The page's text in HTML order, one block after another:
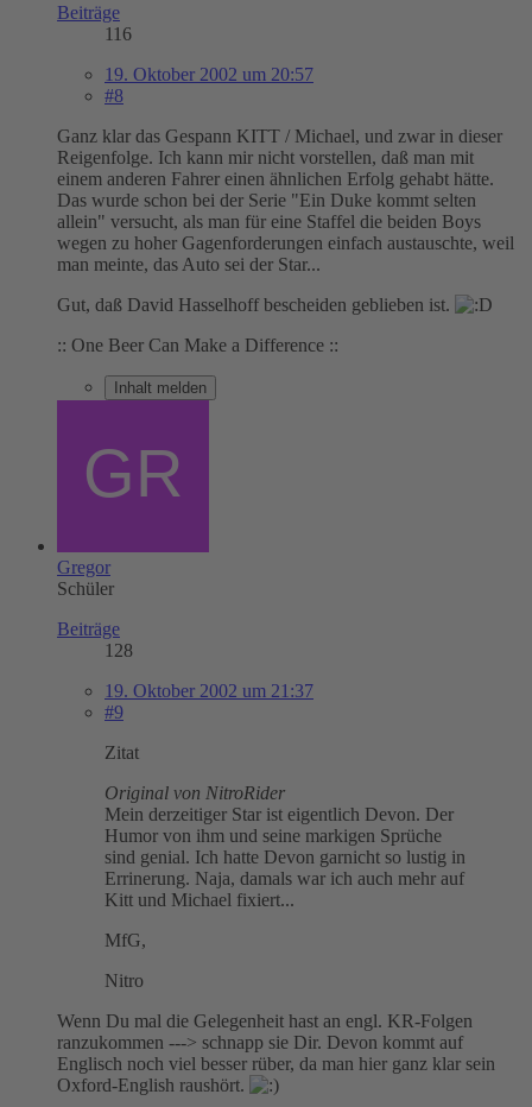
Beiträge
116
19. Oktober 2002 um 20:57
#8
Ganz klar das Gespann KITT / Michael, und zwar in dieser
Reigenfolge. Ich kann mir nicht vorstellen, daß man mit
einem anderen Fahrer einen ähnlichen Erfolg gehabt hätte.
Das wurde schon bei der Serie "Ein Duke kommt selten
allein" versucht, als man für eine Staffel die beiden Boys
wegen zu hoher Gagenforderungen einfach austauschte, weil
man meinte, das Auto sei der Star...
Gut, daß David Hasselhoff bescheiden geblieben ist.
:: One Beer Can Make a Difference ::
Inhalt melden
Gregor
Schüler
Beiträge
128
19. Oktober 2002 um 21:37
#9
Zitat
Original von NitroRider
Mein derzeitiger Star ist eigentlich Devon. Der
Humor von ihm und seine markigen Sprüche
sind genial. Ich hatte Devon garnicht so lustig in
Errinerung. Naja, damals war ich auch mehr auf
Kitt und Michael fixiert...
MfG,
Nitro
Wenn Du mal die Gelegenheit hast an engl. KR-Folgen
ranzukommen ---> schnapp sie Dir. Devon kommt auf
Englisch noch viel besser rüber, da man hier ganz klar sein
Oxford-English raushört.